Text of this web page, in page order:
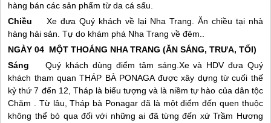
hàng bán các sản phẩm từ da cá sấu.
Chiều Xe đưa Quý khách về lại Nha Trang . Ăn chiều tại nhà
hàng hải sản. Tự do khám phá Nha Trang về đêm..
NGÀY 04 MỘT THOÁNG NHA TRANG (ĂN SÁNG, TRƯA, TỐI)
Sáng
Quý khách dùng điểm tâm sáng.Xe và HDV đưa Quý
khách tham quan THÁP BÀ PONAGA được xây dựng từ cuối thế
kỷ thứ 7 đến 12, Tháp là biểu tượng và là niềm tự hào của dân tộc
Chăm . Từ lâu, Tháp bà Ponagar đã là một điểm đến quen thuộc
không thể bỏ qua đối với những ai đã từng đến xứ Trầm Hương